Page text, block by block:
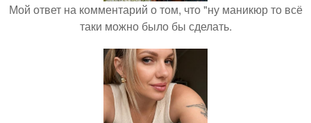
Мой ответ на комментарий о том, что "ну маникюр то всё
таки можно было бы сделать.